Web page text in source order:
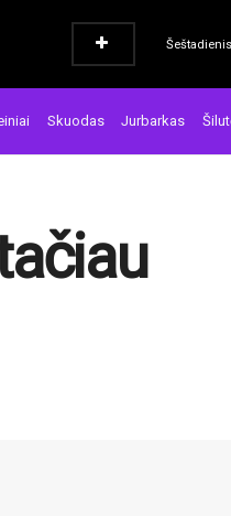
Skuodas Jurbarkas